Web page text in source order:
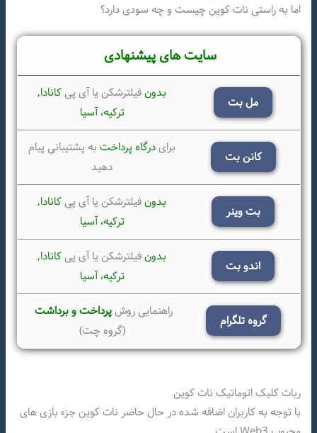
اما به راستی نات کوین چیست و چه سودی دارد؟
سایت های پیشنهادی
مل بت
بدونفیلترشکن یا آی پیکانادا,
ترکیه، آسیا
کانن بت
برایدرگاه پرداختبه پشتیبانی پیام
دهید
بت وینر
بدونفیلترشکن یا آی پیکانادا,
ترکیه، آسیا
اندو بت
بدونفیلترشکن یا آی پیکانادا,
ترکیه، آسیا
گروه تلگرام
راهنمایی روشپرداخت و برداشت
(گروه چت)
ربات کلیک اتوماتیک نات کوین
با توجه به کاربران اضافه شده در حال حاضر نات کوین جزء بازی های